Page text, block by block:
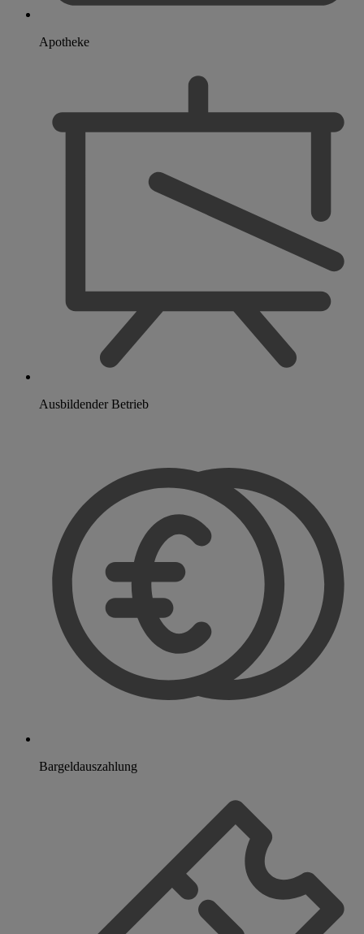
Apotheke
Ausbildender Betrieb
Bargeldauszahlung